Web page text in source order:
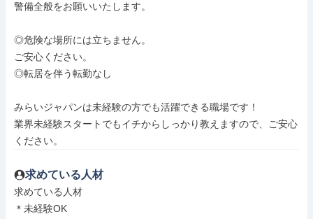
警備全般をお願いいたします。
◎危険な場所には立ちません。
ご安心ください。
◎転居を伴う転勤なし
みらいジャパンは未経験の方でも活躍できる職場です！
業界未経験スタートでもイチからしっかり教えますので、ご安心
ください。
求めている人材
求めている人材
＊未経験OK